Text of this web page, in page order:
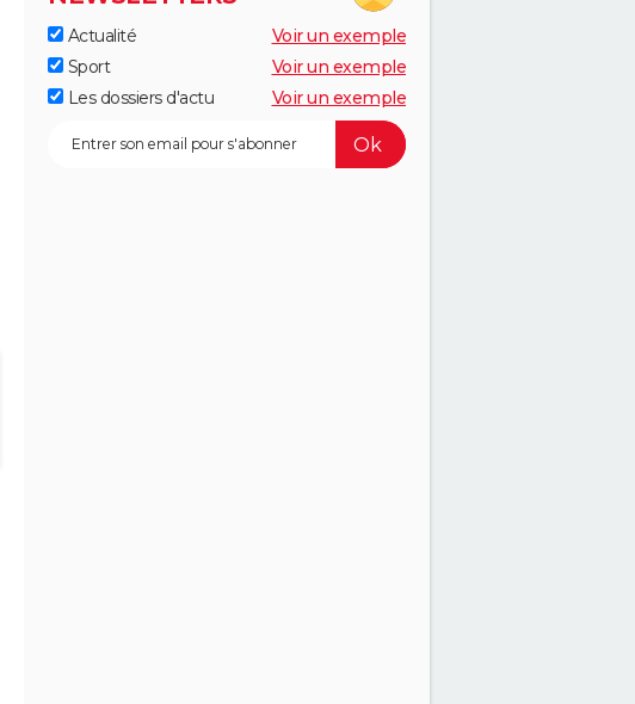
Actualité
Voir un exemple
Sport
Voir un exemple
Les dossiers d'actu
Voir un exemple